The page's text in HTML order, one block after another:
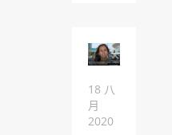
18 八
月
2020